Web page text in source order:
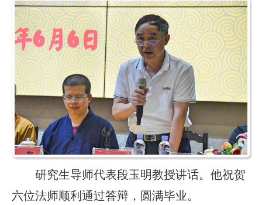
研究生导师代表段玉明教授讲话。他祝贺
六位法师顺利通过答辩，圆满毕业。